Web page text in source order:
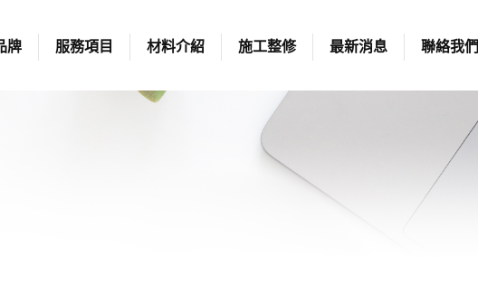
牌 服務項目 材料介紹 施工整修 最新消息 聯絡我們